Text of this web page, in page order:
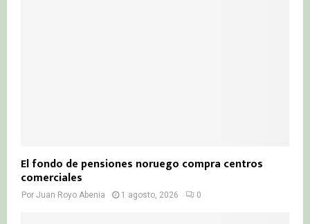
El fondo de pensiones noruego compra centros
comerciales
Por Juan Royo Abenia 1 agosto, 2026 0